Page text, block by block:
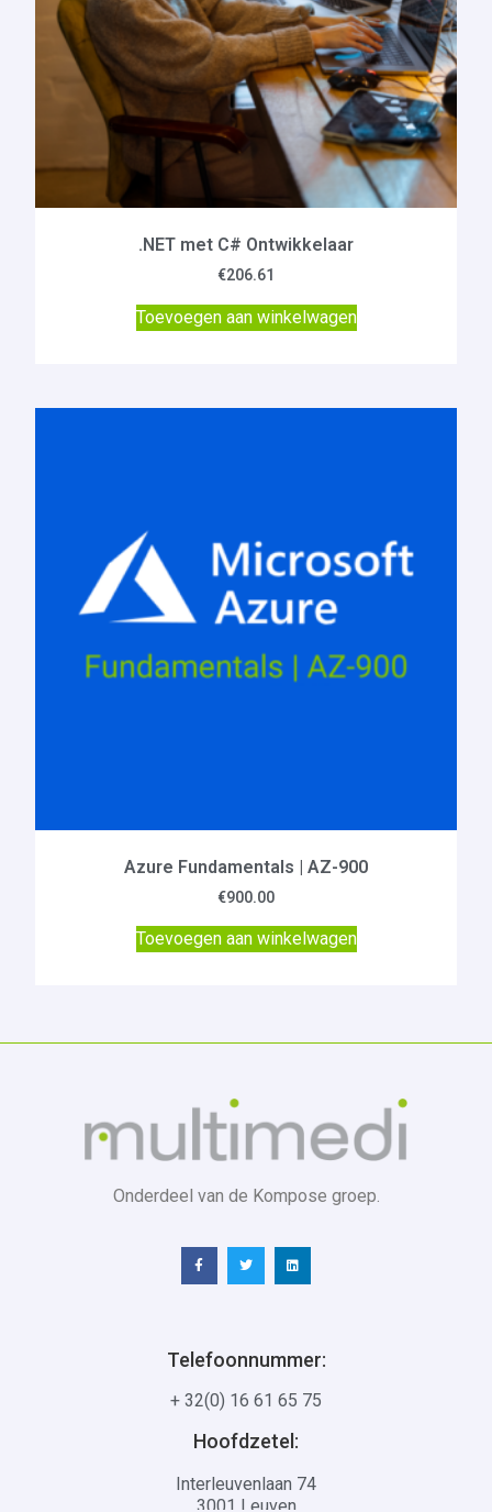
.NET met C# Ontwikkelaar
€206.61
Toevoegen aan winkelwagen
Azure Fundamentals | AZ-900
€900.00
Toevoegen aan winkelwagen
Onderdeel van de Kompose groep.
Telefoonnummer:
+ 32(0) 16 61 65 75
Hoofdzetel:
Interleuvenlaan 74
3001 Leuven